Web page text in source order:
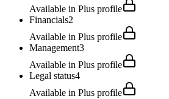
Available in Plus profile
Financials2
Available in Plus profile
Management3
Available in Plus profile
Legal status4
Available in Plus profile